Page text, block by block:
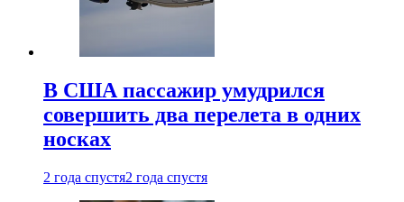
В США пассажир умудрился
совершить два перелета в одних
носках
2 года спустя2 года спустя